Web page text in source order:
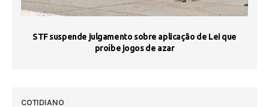
STF suspende julgamento sobre aplicação de Lei que
proíbe jogos de azar
COTIDIANO